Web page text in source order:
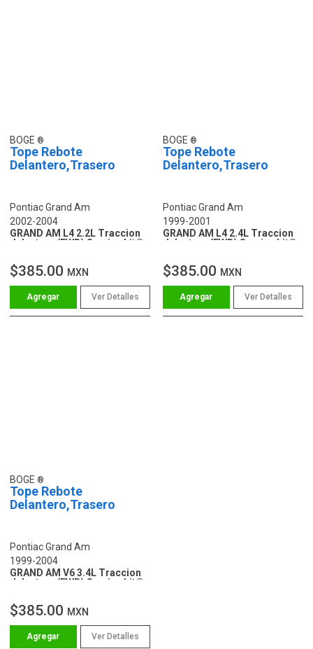
BOGE
Tope Rebote
Delantero,Trasero
Pontiac Grand Am
2002-2004
GRAND AM L4 2.2L Traccion
delantera (FWD) Service kit®
$385.00 MXN
Ver Detalles
BOGE
Tope Rebote
Delantero,Trasero
Pontiac Grand Am
1999-2001
GRAND AM L4 2.4L Traccion
delantera (FWD) Service kit®
$385.00 MXN
Ver Detalles
BOGE
Tope Rebote
Delantero,Trasero
Pontiac Grand Am
1999-2004
GRAND AM V6 3.4L Traccion
delantera (FWD) Service kit®
$385.00 MXN
Ver Detalles